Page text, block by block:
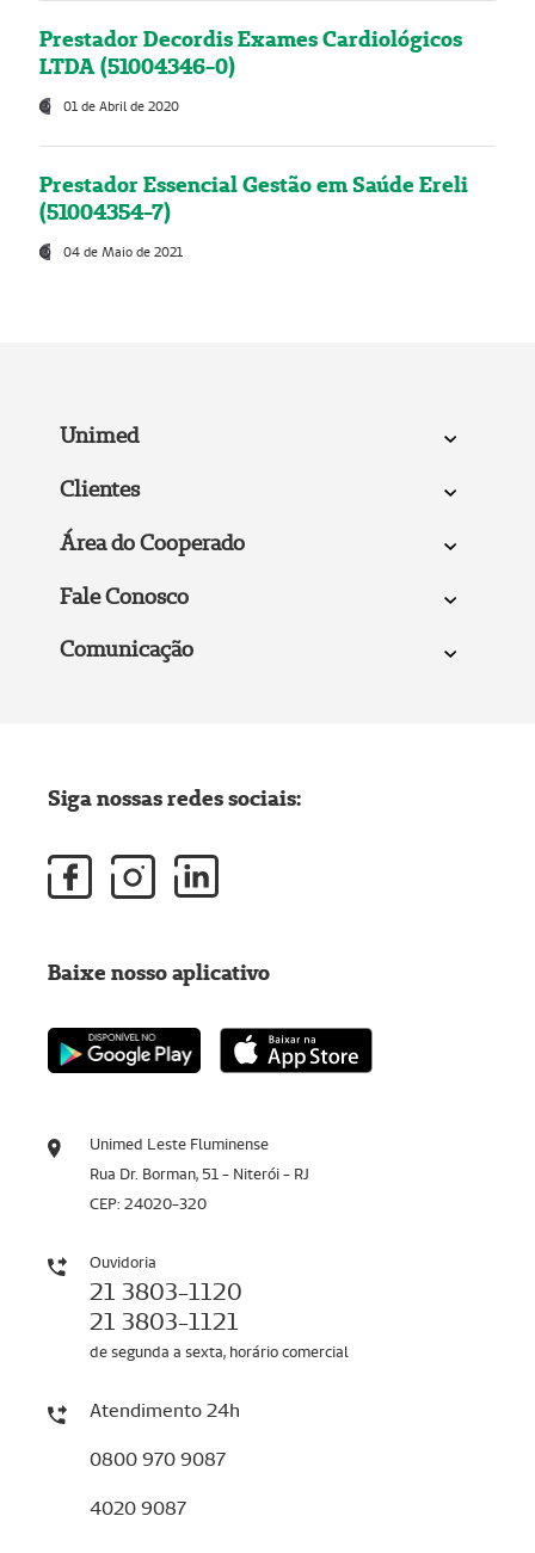
Prestador Decordis Exames Cardiológicos
LTDA (51004346-0)
01 de Abril de 2020
Prestador Essencial Gestão em Saúde Ereli
(51004354-7)
04 de Maio de 2021
Unimed
Clientes
Área do Cooperado
Fale Conosco
Comunicação
Unimed Leste Fluminense
Rua Dr. Borman, 51 - Niterói - RJ
CEP: 24020-320
Ouvidoria
21 3803-1120
21 3803-1121
de segunda a sexta, horário comercial
Atendimento 24h
0800 970 9087
4020 9087
Siga nossas redes sociais:
Baixe nosso aplicativo